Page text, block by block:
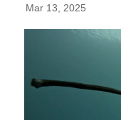
Mar 13, 2025